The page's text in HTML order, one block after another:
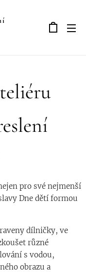
pro své nejmenší
Dne dětí formou
dílničky, ve
různé
s vodou,
obrazu a